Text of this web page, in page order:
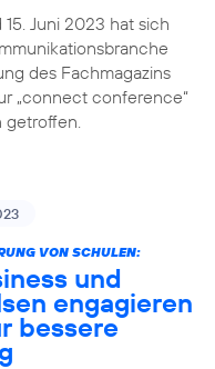
15. Juni 2023 hat sich
des Fachmagazins
„connect conference“
getroffen.
VON SCHULEN:
und
engagieren
bessere